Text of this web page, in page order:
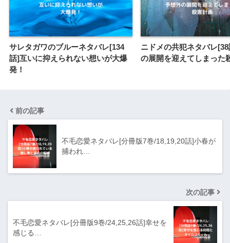
サレタガワのブルーネタバレ[134
話]互いに抑えられない想いが大爆
発！
ニドメの共犯ネタバレ
の展開を迎えてしまった
前の記事
不毛恋愛ネタバレ[分冊版7巻/18,19,20話]小春が
捕われ…
次の記事
不毛恋愛ネタバレ[分冊版9巻/24,25,26話]幸せを
感じる…